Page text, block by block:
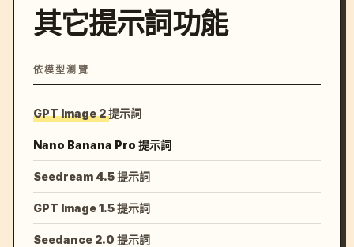
其它提示詞功能
依模型瀏覽
GPT Image 2 提示詞
Nano Banana Pro 提示詞
Seedream 4.5 提示詞
GPT Image 1.5 提示詞
Seedance 2.0 提示詞